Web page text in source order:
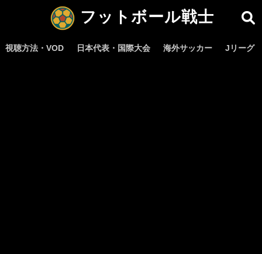
フットボール戦士
視聴方法・VOD 日本代表・国際大会 海外サッカー Jリーグ